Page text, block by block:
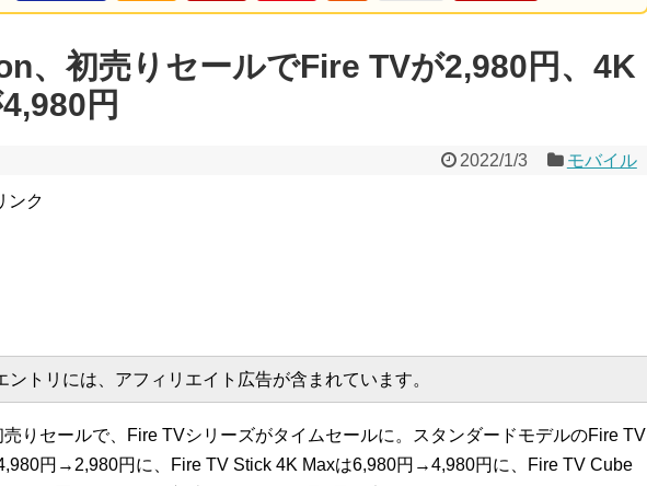
、初売りセールでFire TVが2,980円、4K
円
2022/1/3 モバイル
ンク
トリには、アフィリエイト広告が含まれています。
りセールで、Fire TVシリーズがタイムセールに。スタンダードモデルのFire TV
円→2,980円に、Fire TV Stick 4K Maxは6,980円→4,980円に、Fire TV Cube